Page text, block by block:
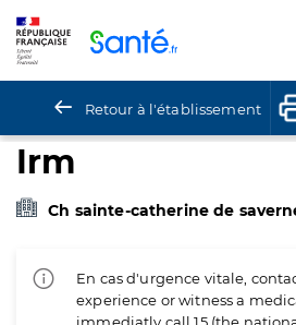
Retour à l'établissement
Irm
Ch sainte-catherine de
En cas d'urgence vitale,
experience or witness a